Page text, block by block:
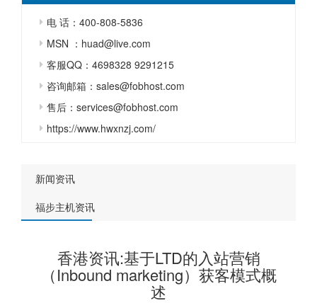
电 话：400-808-5836
MSN ：huad@live.com
客服QQ：4698328 9291215
咨询邮箱：sales@fobhost.com
售后：services@fobhost.com
https://www.hwxnzj.com/
新闻资讯
福步主机资讯
香港资讯:基于LTD的入站营销
（Inbound marketing）获客模式概
述